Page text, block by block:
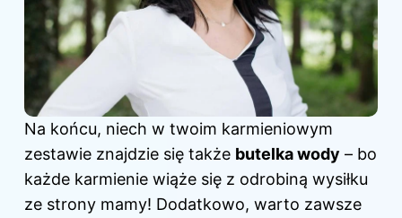
Na końcu, niech w twoim karmieniowym
zestawie znajdzie się także butelka wody – bo
każde karmienie wiąże się z odrobiną wysiłku
ze strony mamy! Dodatkowo, warto zawsze